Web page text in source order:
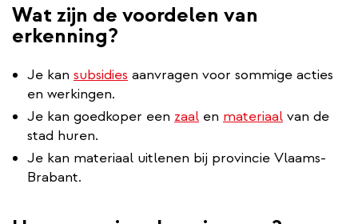
Wat zijn de voordelen van
erkenning?
Je kan subsidies aanvragen voor sommige acties
en werkingen.
Je kan goedkoper een zaal en materiaal van de
stad huren.
Je kan materiaal uitlenen bij provincie Vlaams-
Brabant.